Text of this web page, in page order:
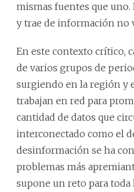
mismas fuentes que
y trae de información no
En este contexto crítico,
de varios grupos de
surgiendo en la región y
trabajan en red para
cantidad de datos que
interconectado como el
desinformación se ha
problemas más
supone un reto para toda